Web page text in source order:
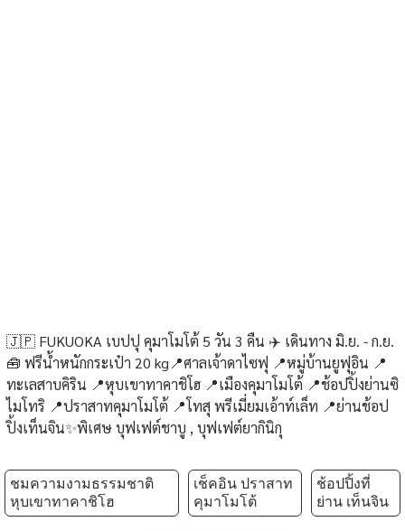
🇯🇵 FUKUOKA เบปปุ คุมาโมโต้ 5 วัน 3 คืน ✈️ เดินทาง มิ.ย. - ก.ย.
🧰 ฟรีน้ำหนักกระเป๋า 20 kg📍ศาลเจ้าดาไซฟุ 📍หมู่บ้านยูฟุอิน 📍
ทะเลสาบคิริน 📍หุบเขาทาคาชิโฮ 📍เมืองคุมาโมโต้ 📍ช้อปปิ้งย่านซิ
ไมโทริ 📍ปราสาทคุมาโมโต้ 📍โทสุ พรีเมี่ยมเอ้าท์เล็ท 📍ย่านช้อป
ปิ้งเท็นจิน✨พิเศษ บุฟเฟต์ชาบู , บุฟเฟต์ยากินิกุ
ชมความงามธรรมชาติ
หุบเขาทาคาชิโฮ
เช็คอิน ปราสาท
คุมาโมโต้
ช้อปปิ้งที่
ย่าน เท็นจิน